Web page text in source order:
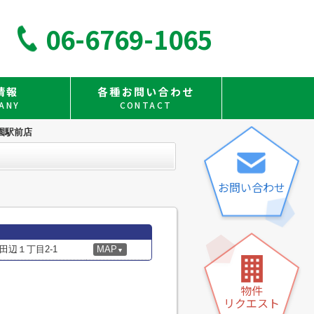
06-6769-1065
報 各種お問い合わせ
CONTACT
駅前店
辺１丁目2-1 MAP ▼
お問い合わせ
物件
リクエスト